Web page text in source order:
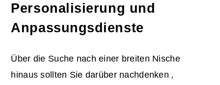
Personalisierung und
Anpassungsdienste
Über die Suche nach einer breiten Nische
hinaus sollten Sie darüber nachdenken ,